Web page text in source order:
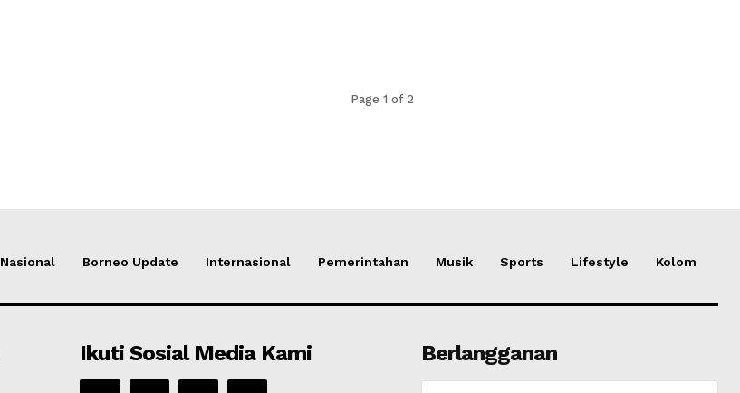
Page 1 of 2
Nasional Borneo Update Internasional Pemerintahan Musik Sports Lifestyle Kolom
Ikuti Sosial Media Kami Berlangganan